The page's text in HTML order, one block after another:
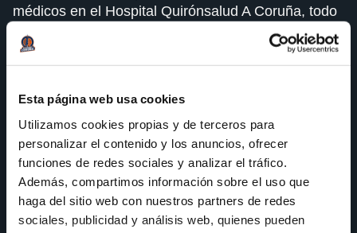
Esta página web usa cookies
Utilizamos cookies propias y de terceros para
personalizar el contenido y los anuncios, ofrecer
funciones de redes sociales y analizar el tráfico.
Además, compartimos información sobre el uso que
haga del sitio web con nuestros partners de redes
sociales, publicidad y análisis web, quienes pueden
médicos en el Hospital Quirónsalud A Coruña, todo
con la vista puesta en una nueva e ilusionante
temporada.
28 de septiembre en Gipuzkoa, la escuadra naranja
tendrá un mínimo de seis compromisos de
pretemporada, entre los que destacan el derbi ante
Monbus Obradoiro el viernes 29 de agosto a las
20:30h en Vilagarcía y la tradicional Copa Galicia,
que tendrá lugar en el Coliseum de A Coruña los
días 5 y 6 de septiembre. En caso de disputar la